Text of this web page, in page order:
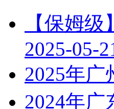
【保姆
2025-05-
2025年广
2024年